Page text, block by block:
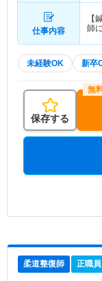
仕事内容
【
師
未経験OK 新卒
保存する
柔道整復師 正職員